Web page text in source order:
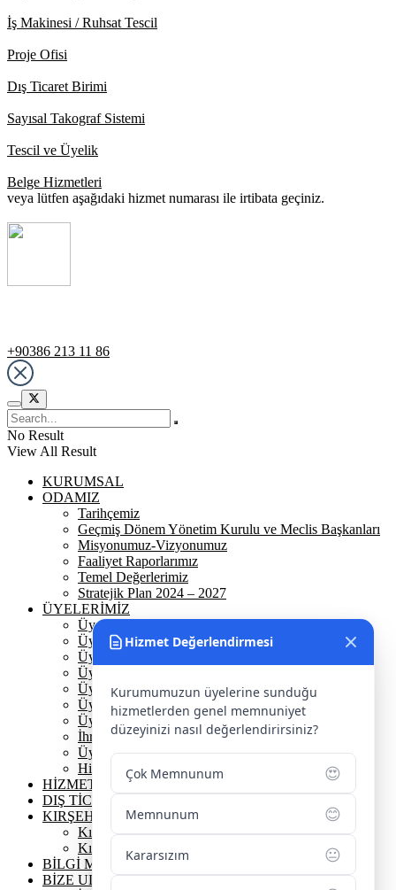
İş Makinesi / Ruhsat Tescil
Proje Ofisi
Dış Ticaret Birimi
Sayısal Takograf Sistemi
Tescil ve Üyelik
Belge Hizmetleri
veya lütfen aşağıdaki hizmet numarası ile irtibata geçiniz.
+90386 213 11 86
Hizmet Değerlendirmesi
Kurumumuzun üyelerine sunduğu
hizmetlerden genel memnuniyet
düzeyinizi nasıl değerlendirirsiniz?
Çok Memnunum 😍
Memnunum 😊
Kararsızım 😐
No Result
View All Result
KURUMSAL
ODAMIZ
Tarihçemiz
Geçmiş Dönem Yönetim Kurulu ve Meclis Başkanları
Misyonumuz-Vizyonumuz
Faaliyet Raporlarımız
Temel Değerlerimiz
Stratejik Plan 2024 – 2027
ÜYELERİMİZ
Üyelerimiz
Üyelik
Üyelik Ön Başvuru
Üyelik Avantajlarımız
Üye Danışmanına Sor
Üye Sorumluluklarımız
Üye Bilgi Güncelleme Formu
İhracat Danışmanına Sor
Üye Başarı Hikayeleri
Hizmet Standartları Tablosu
HİZMETLERİMİZ
DIŞ TİCARET
KIRŞEHİR
Kırşehir Tarihi
Kırşehir Coğrafi İşaretler
BİLGİ MERKEZİ
BİZE ULAŞIN